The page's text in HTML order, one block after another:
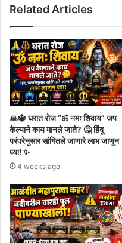
Related Articles
🙏🔱 घरात रोज “ॐ नमः शिवाय” जप
केल्याने काय मानले जाते? 🤔 हिंदू
परंपरेनुसार सांगितले जाणारे लाभ जाणून
घ्या! ✨
4 weeks ago